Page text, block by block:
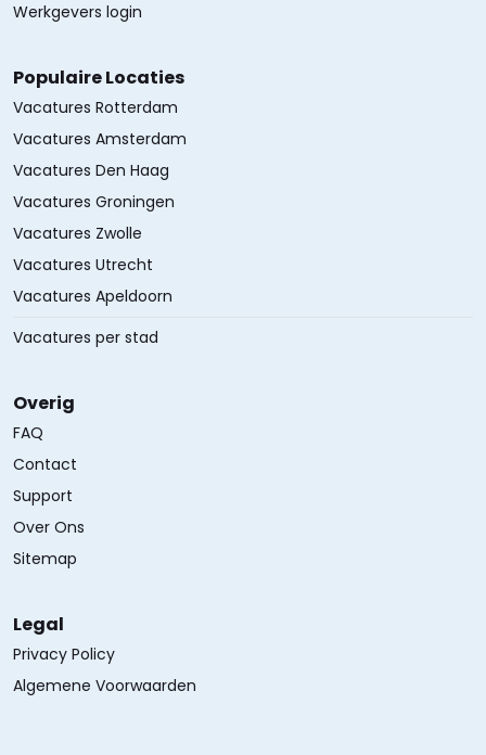
Werkgevers login
Populaire Locaties
Vacatures Rotterdam
Vacatures Amsterdam
Vacatures Den Haag
Vacatures Groningen
Vacatures Zwolle
Vacatures Utrecht
Vacatures Apeldoorn
Vacatures per stad
Overig
FAQ
Contact
Support
Over Ons
Sitemap
Legal
Privacy Policy
Algemene Voorwaarden